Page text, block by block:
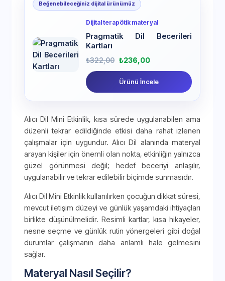
Beğenebileceğiniz dijital ürünümüz
Dijital terapötik materyal
Pragmatik Dil Becerileri
Kartları
₺322,00 ₺236,00
Ürünü İncele
Alıcı Dil Mini Etkinlik, kısa sürede uygulanabilen ama
düzenli tekrar edildiğinde etkisi daha rahat izlenen
çalışmalar için uygundur. Alıcı Dil alanında materyal
arayan kişiler için önemli olan nokta, etkinliğin yalnızca
güzel görünmesi değil; hedef beceriyi anlaşılır,
uygulanabilir ve tekrar edilebilir biçimde sunmasıdır.
Alıcı Dil Mini Etkinlik kullanılırken çocuğun dikkat süresi,
mevcut iletişim düzeyi ve günlük yaşamdaki ihtiyaçları
birlikte düşünülmelidir. Resimli kartlar, kısa hikayeler,
nesne seçme ve günlük rutin yönergeleri gibi doğal
durumlar çalışmanın daha anlamlı hale gelmesini
sağlar.
Materyal Nasıl Seçilir?